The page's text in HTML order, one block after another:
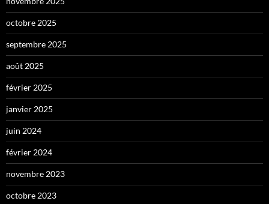
octobre 2025
septembre 2025
août 2025
février 2025
janvier 2025
juin 2024
février 2024
novembre 2023
octobre 2023